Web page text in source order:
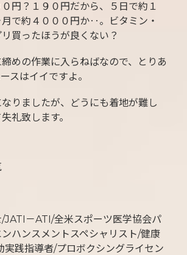
円？１９０円だから、５日で約１
で約４０００円か‥。ビタミン・
買ったほうが良くない？
めの作業に入らねばなので、とりあ
スはイイですよ。
りましたが、どうにも着地が難し
礼致します。
JATI－ATI/全米スポーツ医学協会パ
ハンスメントスペシャリスト/健康
実践指導者/プロボクシングライセン